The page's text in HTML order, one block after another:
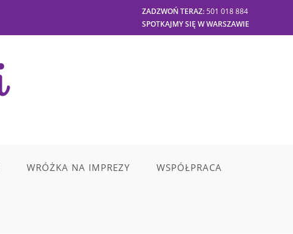
ZADZWOŃ TERAZ:501 018 884
SPOTKAJMY SIĘ W WARSZAWIE
WRÓŻKA NA IMPREZY WSPÓŁPRACA